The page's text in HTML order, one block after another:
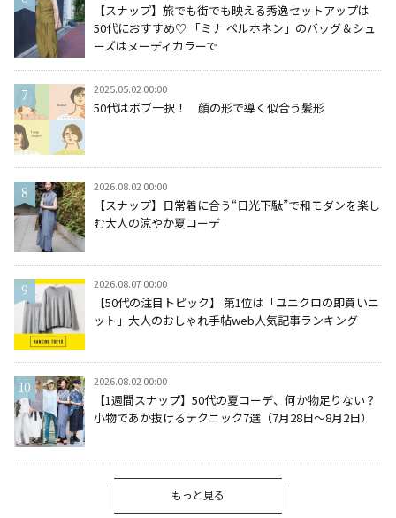
【スナップ】旅でも街でも映える秀逸セットアップは
50代におすすめ♡ 「ミナ ペルホネン」のバッグ＆シュ
ーズはヌーディカラーで
2025.05.02 00:00
50代はボブ一択！ 顔の形で導く似合う髪形
2026.08.02 00:00
【スナップ】日常着に合う“日光下駄”で和モダンを楽し
む大人の涼やか夏コーデ
2026.08.07 00:00
【50代の注目トピック】 第1位は「ユニクロの即買いニ
ット」大人のおしゃれ手帖web人気記事ランキング
2026.08.02 00:00
【1週間スナップ】50代の夏コーデ、何か物足りない？
小物であか抜けるテクニック7選（7月28日～8月2日）
もっと見る